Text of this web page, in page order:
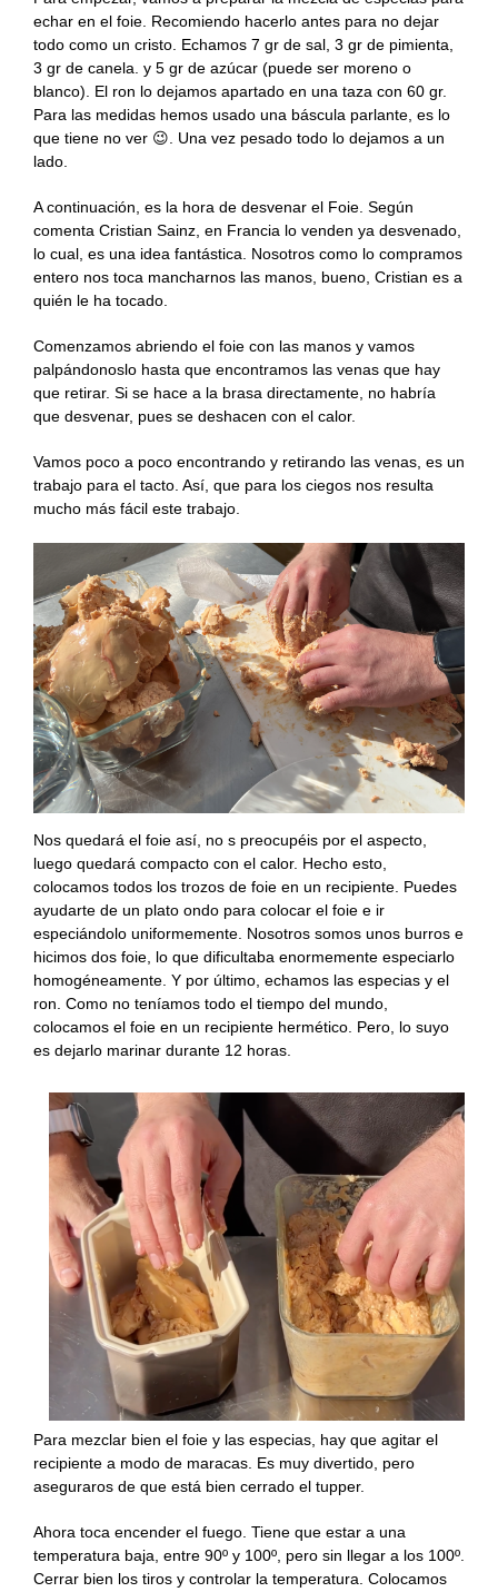
echar en el foie. Recomiendo hacerlo antes para no dejar
todo como un cristo. Echamos 7 gr de sal, 3 gr de pimienta,
3 gr de canela. y 5 gr de azúcar (puede ser moreno o
blanco). El ron lo dejamos apartado en una taza con 60 gr.
Para las medidas hemos usado una báscula parlante, es lo
que tiene no ver 😉. Una vez pesado todo lo dejamos a un
lado.
A continuación, es la hora de desvenar el Foie. Según
comenta Cristian Sainz, en Francia lo venden ya desvenado,
lo cual, es una idea fantástica. Nosotros como lo compramos
entero nos toca mancharnos las manos, bueno, Cristian es a
quién le ha tocado.
Comenzamos abriendo el foie con las manos y vamos
palpándonoslo hasta que encontramos las venas que hay
que retirar. Si se hace a la brasa directamente, no habría
que desvenar, pues se deshacen con el calor.
Vamos poco a poco encontrando y retirando las venas, es un
trabajo para el tacto. Así, que para los ciegos nos resulta
mucho más fácil este trabajo.
Nos quedará el foie así, no s preocupéis por el aspecto,
luego quedará compacto con el calor. Hecho esto,
colocamos todos los trozos de foie en un recipiente. Puedes
ayudarte de un plato ondo para colocar el foie e ir
especiándolo uniformemente. Nosotros somos unos burros e
hicimos dos foie, lo que dificultaba enormemente especiarlo
homogéneamente. Y por último, echamos las especias y el
ron. Como no teníamos todo el tiempo del mundo,
colocamos el foie en un recipiente hermético. Pero, lo suyo
es dejarlo marinar durante 12 horas.
Para mezclar bien el foie y las especias, hay que agitar el
recipiente a modo de maracas. Es muy divertido, pero
aseguraros de que está bien cerrado el tupper.
Ahora toca encender el fuego. Tiene que estar a una
temperatura baja, entre 90º y 100º, pero sin llegar a los 100º.
Cerrar bien los tiros y controlar la temperatura. Colocamos